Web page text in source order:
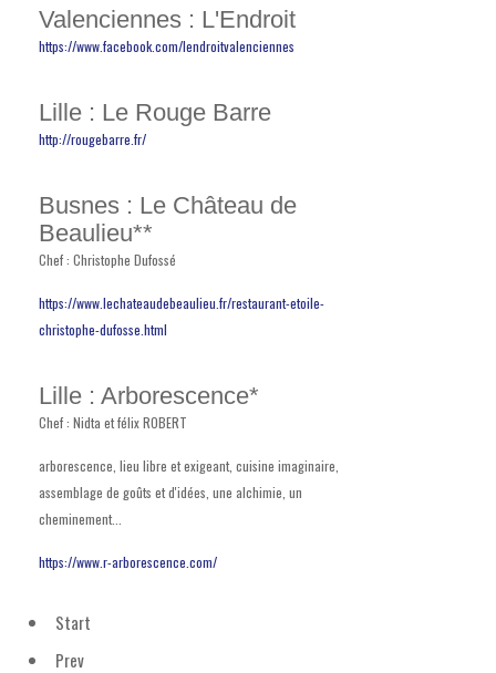
Valenciennes : L'Endroit
https://www.facebook.com/lendroitvalenciennes
Lille : Le Rouge Barre
http://rougebarre.fr/
Busnes : Le Château de
Beaulieu**
Chef : Christophe Dufossé
https://www.lechateaudebeaulieu.fr/restaurant-etoile-
christophe-dufosse.html
Lille : Arborescence*
Chef : Nidta et félix ROBERT
arborescence, lieu libre et exigeant, cuisine imaginaire,
assemblage de goûts et d'idées, une alchimie, un
cheminement...
https://www.r-arborescence.com/
Start
Prev